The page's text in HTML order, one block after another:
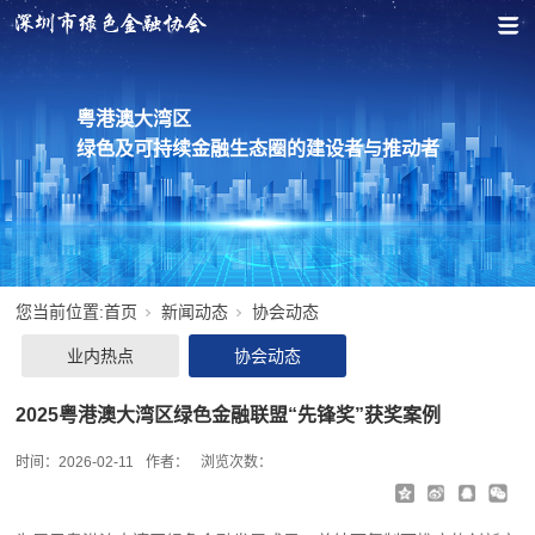
粤港澳大湾区
绿色及可持续金融生态圈的建设者与推动者
您当前位置:首页 新闻动态 协会动态
业内热点 协会动态
2025粤港澳大湾区绿色金融联盟“先锋奖”获奖案例
时间： 2026-02-11 作者： 浏览次数：